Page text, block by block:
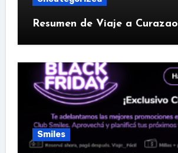
Resumen de Viaje a Curazao
Smiles